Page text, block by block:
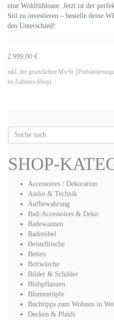
eine Wohlfühloase. Jetzt ist der
Stil zu investieren – bestelle deine
den Unterschied!
2.999,00 €
inkl. der gesetzlichen MwSt.
im Anbieter-Shop)
SHOP-
Accessoires / Dekoration
Audio & Technik
Aufbewahrung
Bad-Accessoires & Deko
Badewannen
Badmöbel
Beistelltische
Betten
Bettwäsche
Bilder & Schilder
Blühpflanzen
Blumentöpfe
Buchtipps zum Wohnen in
Decken & Plaids